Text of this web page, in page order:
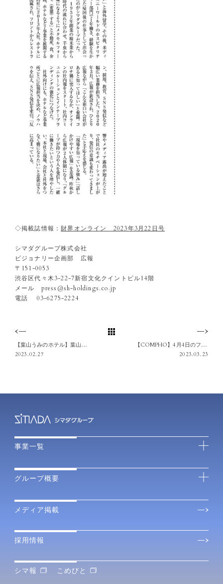
◇掲載誌情報：財界オンライン 2023年3月22日号
シマダグループ株式会社
ビジョナリー企画部 広報
〒151-0053
渋谷区代々木3-22-7新宿文化クイントビル14階
メール press@sh-holdings.co.jp
電話 03-6275-2224
【葉山うみのホテル】葉山の海を綺麗に。3月7日(火)ビーチクリーン活動を開催します
2023.02.27
【COMPHO】4月4日のフォーの日にちなんで、フォープレゼント企画＆春の新メニュー季節限定発売
2023.03.23
事業一覧
グループ概要
メディア掲載
採用情報
シマ報 こめびと